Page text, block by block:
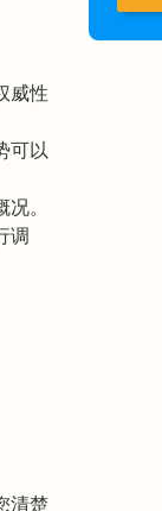
威性
可以
。
调
清楚